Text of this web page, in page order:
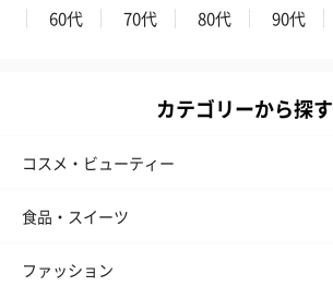
60代
70代 80代 90代
カテゴリーから探す
コスメ・ビューティー
食品・スイーツ
ファッション